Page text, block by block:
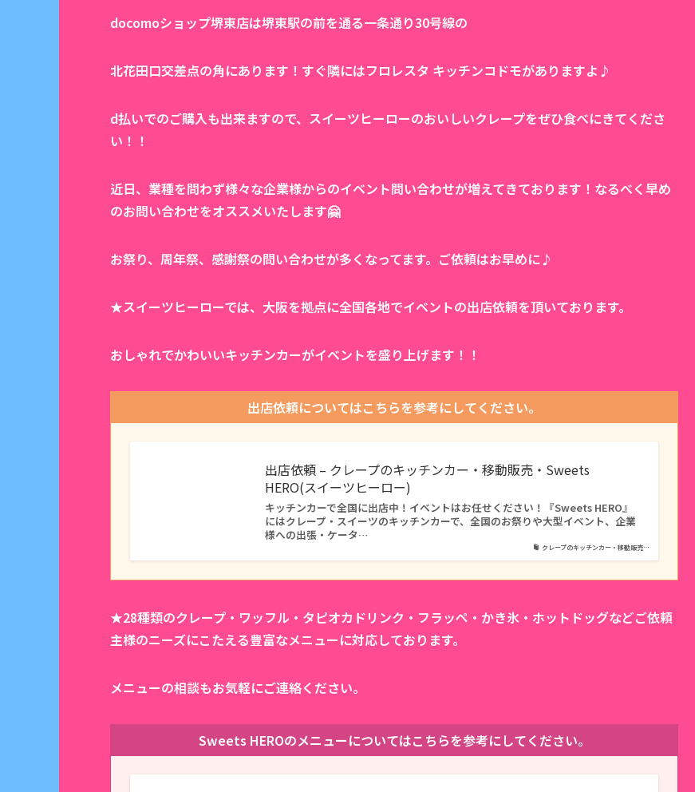
docomoショップ堺東店は堺東駅の前を通る一条通り30号線の
北花田口交差点の角にあります！すぐ隣にはフロレスタ キッチンコドモがありますよ♪
d払いでのご購入も出来ますので、スイーツヒーローのおいしいクレープをぜひ食べにきてくださ
い！！
近日、業種を問わず様々な企業様からのイベント問い合わせが増えてきております！なるべく早め
のお問い合わせをオススメいたします🤗
お祭り、周年祭、感謝祭の問い合わせが多くなってます。ご依頼はお早めに♪
★スイーツヒーローでは、大阪を拠点に全国各地でイベントの出店依頼を頂いております。
おしゃれでかわいいキッチンカーがイベントを盛り上げます！！
出店依頼についてはこちらを参考にしてください。
クレープのキッチンカー・移動販売…
出店依頼 – クレープのキッチンカー・移動販売・Sweets
HERO(スイーツヒーロー)
キッチンカーで全国に出店中！イベントはお任せください！『Sweets HERO』
にはクレープ・スイーツのキッチンカーで、全国のお祭りや大型イベント、企業
様への出張・ケータ…
★28種類のクレープ・ワッフル・タピオカドリンク・フラッペ・かき氷・ホットドッグなどご依頼
主様のニーズにこたえる豊富なメニューに対応しております。
メニューの相談もお気軽にご連絡ください。
Sweets HEROのメニューについてはこちらを参考にしてください。